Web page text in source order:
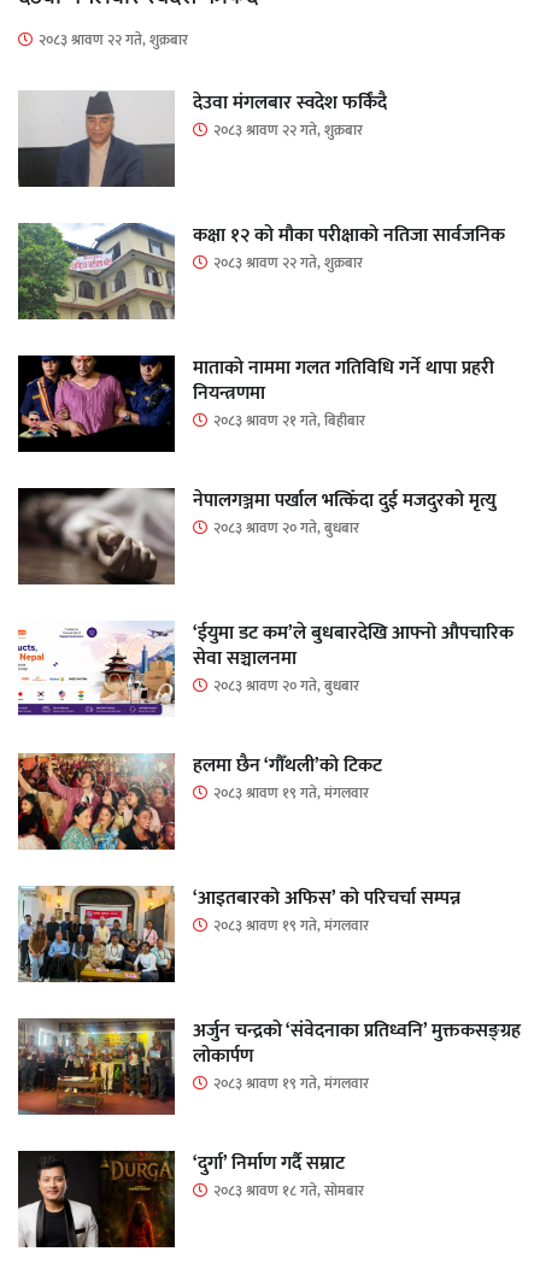
२०८३ श्रावण २२ गते, शुक्रबार
देउवा मंगलबार स्वदेश फर्किंदै
२०८३ श्रावण २२ गते, शुक्रबार
कक्षा १२ को मौका परीक्षाको नतिजा सार्वजनिक
२०८३ श्रावण २२ गते, शुक्रबार
माताकाे नाममा गलत गतिविधि गर्ने थापा प्रहरी
नियन्त्रणमा
२०८३ श्रावण २१ गते, बिहीबार
नेपालगञ्जमा पर्खाल भत्किँदा दुई मजदुरको मृत्यु
२०८३ श्रावण २० गते, बुधबार
‘ईयुमा डट कम’ले बुधबारदेखि आफ्नो औपचारिक
सेवा सञ्चालनमा
२०८३ श्रावण २० गते, बुधबार
हलमा छैन ‘गौँथली’को टिकट
२०८३ श्रावण १९ गते, मंगलवार
‘आइतबारको अफिस’ को परिचर्चा सम्पन्न
२०८३ श्रावण १९ गते, मंगलवार
अर्जुन चन्द्रको ‘संवेदनाका प्रतिध्वनि’ मुक्तकसङ्ग्रह
लोकार्पण
२०८३ श्रावण १९ गते, मंगलवार
‘दुर्गा’ निर्माण गर्दै सम्राट
२०८३ श्रावण १८ गते, सोमबार